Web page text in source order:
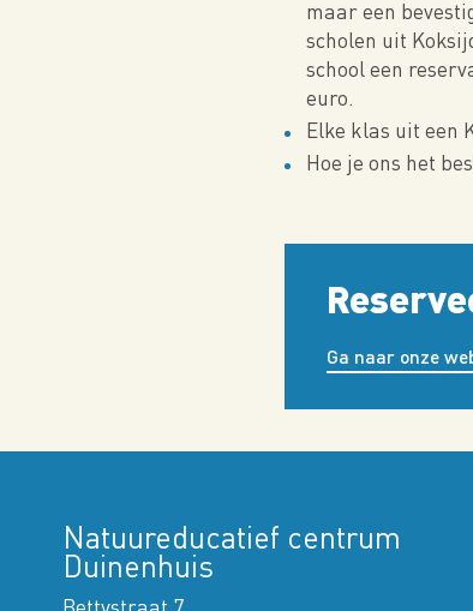
maar een
scholen uit
school een
euro.
Elke klas uit een
Hoe je ons het
Ga naar onze
Natuureducatief centrum
Duinenhuis